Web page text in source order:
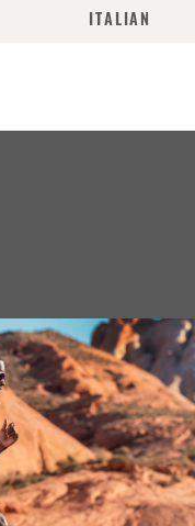
ITALIAN